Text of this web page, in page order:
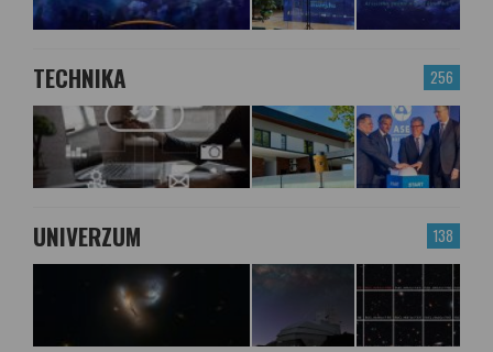
256
TECHNIKA
138
UNIVERZUM